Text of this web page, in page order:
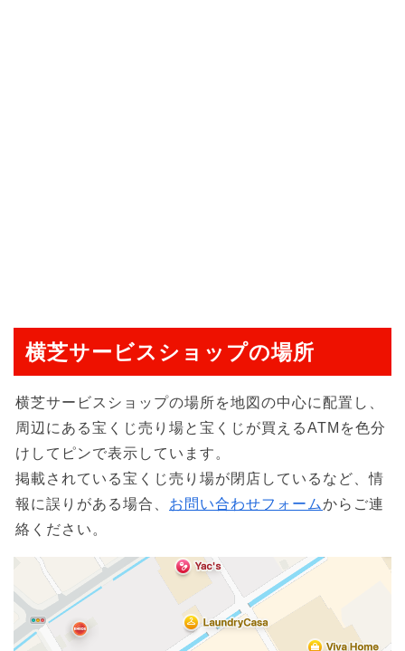
横芝サービスショップの場所
横芝サービスショップの場所を地図の中心に配置し、
周辺にある宝くじ売り場と宝くじが買えるATMを色分
けしてピンで表示しています。
掲載されている宝くじ売り場が閉店しているなど、情
報に誤りがある場合、 お問い合わせフォームからご連
絡ください。